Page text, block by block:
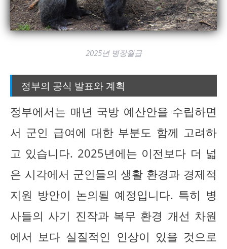
2025년 병장월급
정부의 공식 발표와 계획
정부에서는 매년 국방 예산안을 수립하면
서 군인 급여에 대한 부분도 함께 고려하
고 있습니다. 2025년에는 이전보다 더 넓
은 시각에서 군인들의 생활 환경과 경제적
지원 방안이 논의될 예정입니다. 특히 병
사들의 사기 진작과 복무 환경 개선 차원
에서 보다 실질적인 인상이 있을 것으로